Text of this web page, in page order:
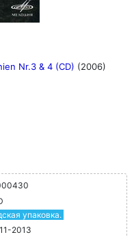
Nr.3 & 4 (CD) (2006)
упаковка.
2013